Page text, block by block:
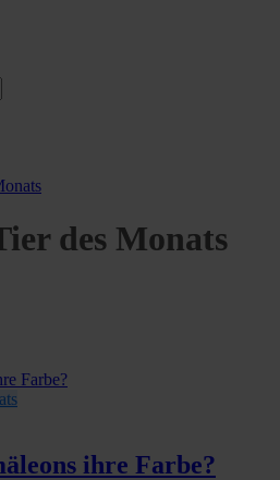
des Monats
ihre Farbe?